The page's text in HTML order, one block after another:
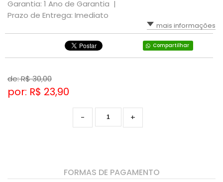
Garantia: 1 Ano de Garantia |
Prazo de Entrega: Imediato
mais informações
Compartilhar
de: R$30,00
por: R$ 23,90
+
-
FORMAS DE PAGAMENTO